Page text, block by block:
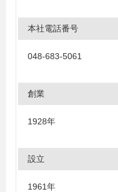
本社電話番号
048-683-5061
創業
1928年
設立
1961年